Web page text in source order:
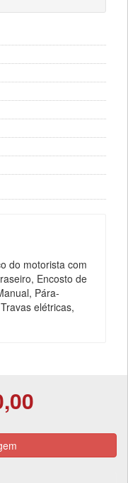
do motorista com
Encosto de
Pára-
elétricas,